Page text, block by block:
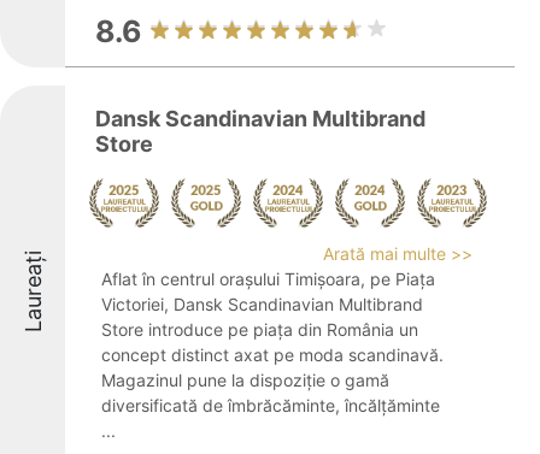
8.6
Laureați
Dansk Scandinavian Multibrand
Store
Arată mai multe >>
Aflat în centrul orașului Timișoara, pe Piața
Victoriei, Dansk Scandinavian Multibrand
Store introduce pe piața din România un
concept distinct axat pe moda scandinavă.
Magazinul pune la dispoziție o gamă
diversificată de îmbrăcăminte, încălțăminte
...